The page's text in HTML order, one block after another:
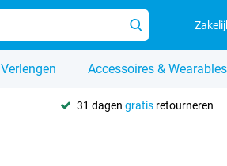
Verlengen Accessoires & Wearables
31 dagen gratisretourneren